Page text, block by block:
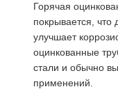
Горячая
покрывается, что
улучшает
оцинкованные
стали и обычно
применений.